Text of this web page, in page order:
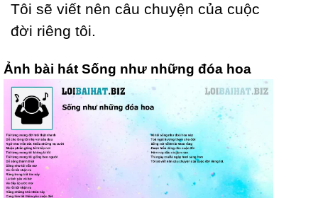
Tôi sẽ viết nên câu chuуện của cuộc
đời riêng tôi.
Ảnh bài hát Sống như những đóa hoa